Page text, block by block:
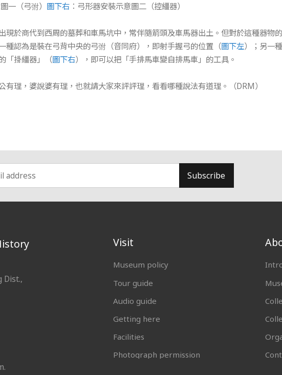
一（弓弣） 圖下右：弓形器安裝示意圖二（控繮器）
現於商代到西周的墓葬和車馬坑中，常伴隨箭頭及車馬器出土。但對於這種器物的
種認為是裝在弓背中央的弓弣（音同府），即射手握弓的位置（圖下左）；另一種
「掛繮器」（圖下右），即可以把「手排馬車變自排馬車」的工具。
理，婆說婆有理，也就請大家來評評理，看看哪種說法有道理。（DRM）
Subscribe
Dist.,
Visit
Museum policy
Tour guide
Audio guide
Getting here
Facilities
Photograph permission